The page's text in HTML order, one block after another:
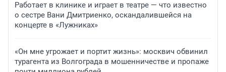
Работает в клинике и играет в театре — что известно
о сестре Вани Дмитриенко, оскандалившейся на
концерте в «Лужниках»
«Он мне угрожает и портит жизнь»: москвич обвинил
турагента из Волгограда в мошенничестве и пропаже